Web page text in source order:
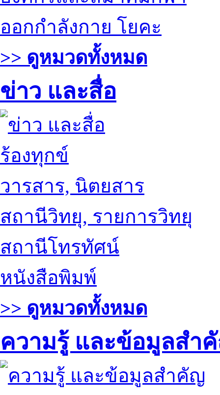
ออกกำลังกาย โยคะ
>> ดูหมวดทั้งหมด
ข่าว และสื่อ
ร้องทุกข์
วารสาร, นิตยสาร
สถานีวิทยุ, รายการวิทยุ
สถานีโทรทัศน์
หนังสือพิมพ์
>> ดูหมวดทั้งหมด
ความรู้ และข้อมูลสำ